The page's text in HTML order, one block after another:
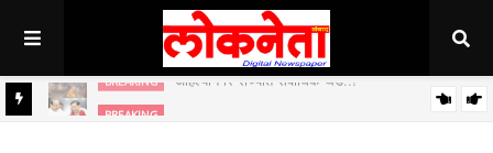
अहिल्यानगर राज्यात सर्वाधिक थंड..!